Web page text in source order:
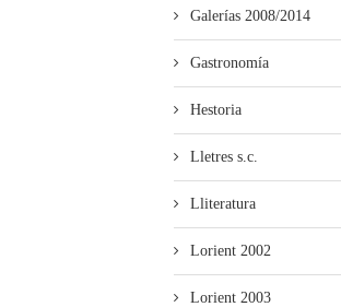
Galerías 2008/2014
Gastronomía
Hestoria
Lletres s.c.
Lliteratura
Lorient 2002
Lorient 2003